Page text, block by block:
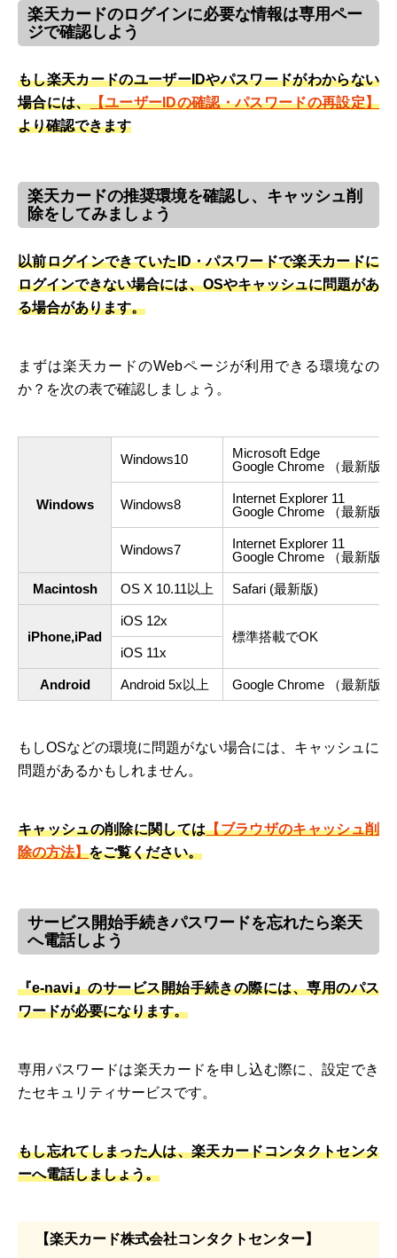
楽天カードのログインに必要な情報は専用ペー
ジで確認しよう
もし楽天カードのユーザーIDやパスワードがわからない
場合には、【ユーザーIDの確認・パスワードの再設定】
より確認できます
楽天カードの推奨環境を確認し、キャッシュ削
除をしてみましょう
以前ログインできていたID・パスワードで楽天カードに
ログインできない場合には、OSやキャッシュに問題があ
る場合があります。
まずは楽天カードのWebページが利用できる環境なの
か？を次の表で確認しましょう。
Windows
Windows10
Microsoft Edge
Google Chrome （最新版）
Windows8
Internet Explorer 11
Google Chrome （最新版）
Windows7
Internet Explorer 11
Google Chrome （最新版）
Macintosh OS X 10.11以上 Safari (最新版)
iPhone,iPad
iOS 12x
標準搭載でOK
iOS 11x
Android Android 5x以上 Google Chrome （最新版）
もしOSなどの環境に問題がない場合には、キャッシュに
問題があるかもしれません。
キャッシュの削除に関しては【ブラウザのキャッシュ削
除の方法】をご覧ください。
サービス開始手続きパスワードを忘れたら楽天
へ電話しよう
『e-navi』のサービス開始手続きの際には、専用のパス
ワードが必要になります。
専用パスワードは楽天カードを申し込む際に、設定でき
たセキュリティサービスです。
もし忘れてしまった人は、楽天カードコンタクトセンタ
ーへ電話しましょう。
【楽天カード株式会社コンタクトセンター】